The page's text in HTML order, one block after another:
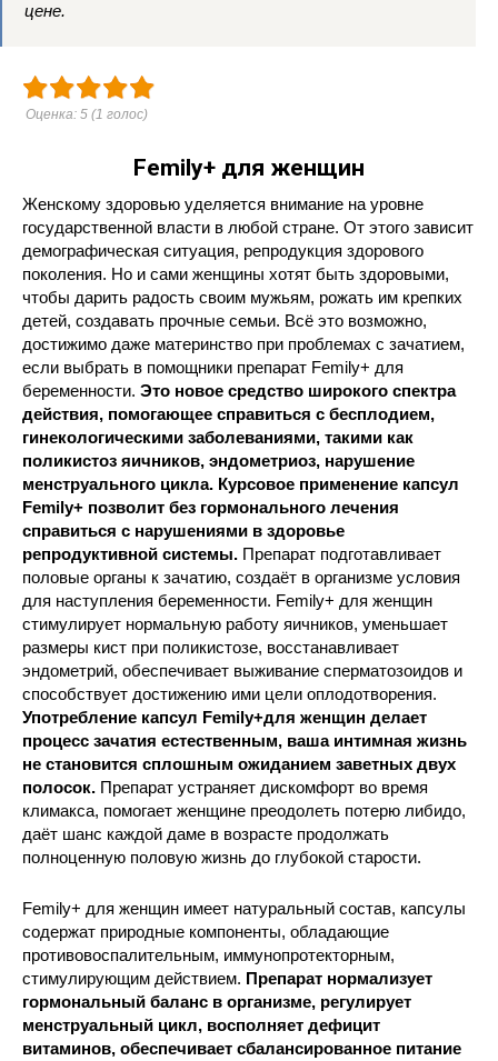
цене.
Оценка: 5 (1 голос)
Femily+ для женщин
Женскому здоровью уделяется внимание на уровне
государственной власти в любой стране. От этого зависит
демографическая ситуация, репродукция здорового
поколения. Но и сами женщины хотят быть здоровыми,
чтобы дарить радость своим мужьям, рожать им крепких
детей, создавать прочные семьи. Всё это возможно,
достижимо даже материнство при проблемах с зачатием,
если выбрать в помощники препарат Femily+ для
беременности. Это новое средство широкого спектра
действия, помогающее справиться с бесплодием,
гинекологическими заболеваниями, такими как
поликистоз яичников, эндометриоз, нарушение
менструального цикла. Курсовое применение капсул
Femily+ позволит без гормонального лечения
справиться с нарушениями в здоровье
репродуктивной системы. Препарат подготавливает
половые органы к зачатию, создаёт в организме условия
для наступления беременности. Femily+ для женщин
стимулирует нормальную работу яичников, уменьшает
размеры кист при поликистозе, восстанавливает
эндометрий, обеспечивает выживание сперматозоидов и
способствует достижению ими цели оплодотворения.
Употребление капсул Femily+для женщин делает
процесс зачатия естественным, ваша интимная жизнь
не становится сплошным ожиданием заветных двух
полосок. Препарат устраняет дискомфорт во время
климакса, помогает женщине преодолеть потерю либидо,
даёт шанс каждой даме в возрасте продолжать
полноценную половую жизнь до глубокой старости.
Femily+ для женщин имеет натуральный состав, капсулы
содержат природные компоненты, обладающие
противовоспалительным, иммунопротекторным,
стимулирующим действием. Препарат нормализует
гормональный баланс в организме, регулирует
менструальный цикл, восполняет дефицит
витаминов, обеспечивает сбалансированное питание